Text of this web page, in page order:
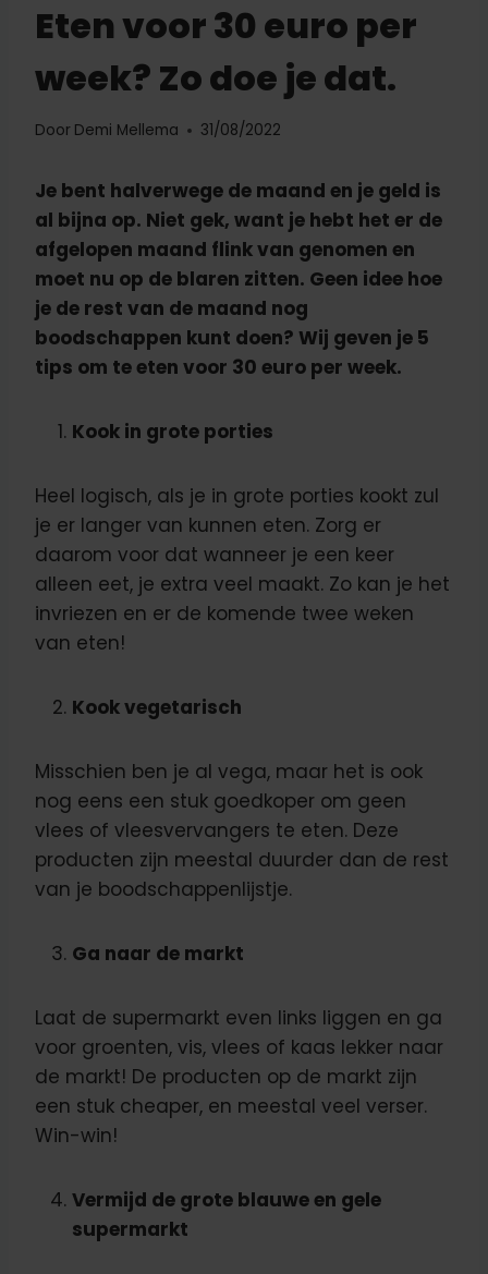
Eten voor 30 euro per
week? Zo doe je dat.
Door Demi Mellema 31/08/2022
Je bent halverwege de maand en je geld is
al bijna op. Niet gek, want je hebt het er de
afgelopen maand flink van genomen en
moet nu op de blaren zitten. Geen idee hoe
je de rest van de maand nog
boodschappen kunt doen? Wij geven je 5
tips om te eten voor 30 euro per week.
Kook in grote porties
Heel logisch, als je in grote porties kookt zul
je er langer van kunnen eten. Zorg er
daarom voor dat wanneer je een keer
alleen eet, je extra veel maakt. Zo kan je het
invriezen en er de komende twee weken
van eten!
Kook vegetarisch
Misschien ben je al vega, maar het is ook
nog eens een stuk goedkoper om geen
vlees of vleesvervangers te eten. Deze
producten zijn meestal duurder dan de rest
van je boodschappenlijstje.
Ga naar de markt
Laat de supermarkt even links liggen en ga
voor groenten, vis, vlees of kaas lekker naar
de markt! De producten op de markt zijn
een stuk cheaper, en meestal veel verser.
Win-win!
Vermijd de grote blauwe en gele
supermarkt